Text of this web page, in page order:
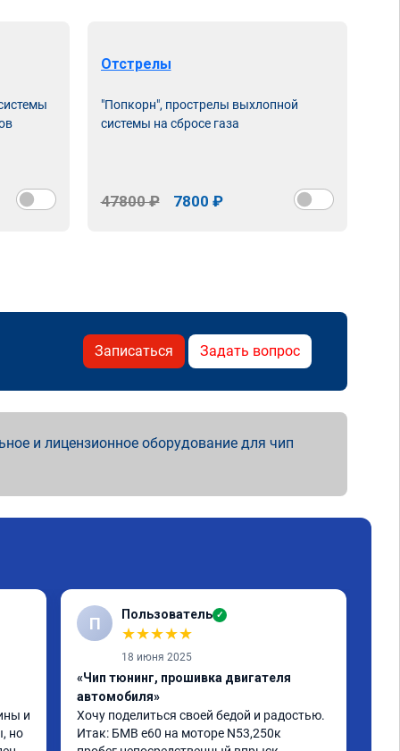
Отстрелы
"Попкорн", прострелы выхлопной
системы на сбросе газа
47800 ₽ 7800 ₽
Записаться Задать вопрос
и лицензионное оборудование для чип
и
но
П Пользователь ✓
★★★★★
18 июня 2025
«Чип тюнинг, прошивка двигателя
автомобиля»
Хочу поделиться своей бедой и радостью.
Итак: БМВ е60 на моторе N53,250к